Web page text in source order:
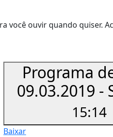
você ouvir quando quiser.
Programa
09.03.2019 -
15:14
Baixar